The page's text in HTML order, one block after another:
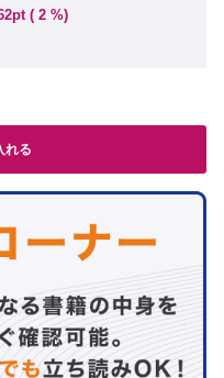
( 2 %)
れる